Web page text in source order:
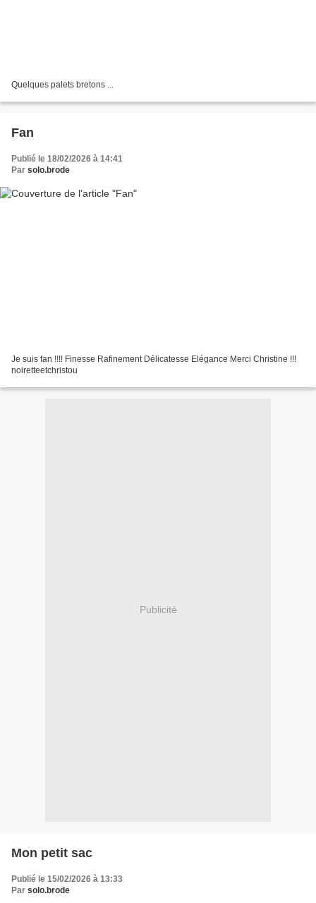
Quelques palets bretons ...
Fan
Publié le 18/02/2026 à 14:41
Par solo.brode
Je suis fan !!!! Finesse Rafinement Délicatesse Elégance Merci Christine !!!
noiretteetchristou
Publicité
Mon petit sac
Publié le 15/02/2026 à 13:33
Par solo.brode